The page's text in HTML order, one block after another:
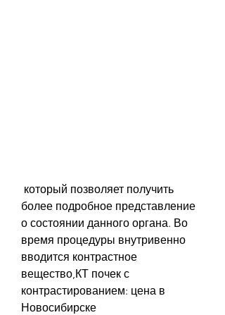
более подробное представление
о состоянии данного органа. Во
время процедуры внутривенно
вводится контрастное
вещество,КТ почек с
контрастированием: цена в
Новосибирске